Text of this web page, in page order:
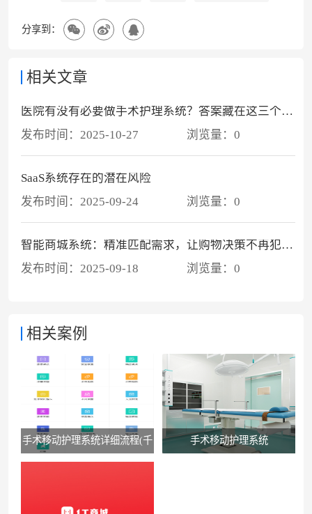
分享到：
相关文章
医院有没有必要做手术护理系统？答案藏在这三个维度里
发布时间： 2025-10-27 浏览量：0
SaaS系统存在的潜在风险
发布时间： 2025-09-24 浏览量：0
智能商城系统：精准匹配需求，让购物决策不再犯难！
发布时间： 2025-09-18 浏览量：0
相关案例
手术移动护理系统详细流程(千
佛山医院版）
手术移动护理系统